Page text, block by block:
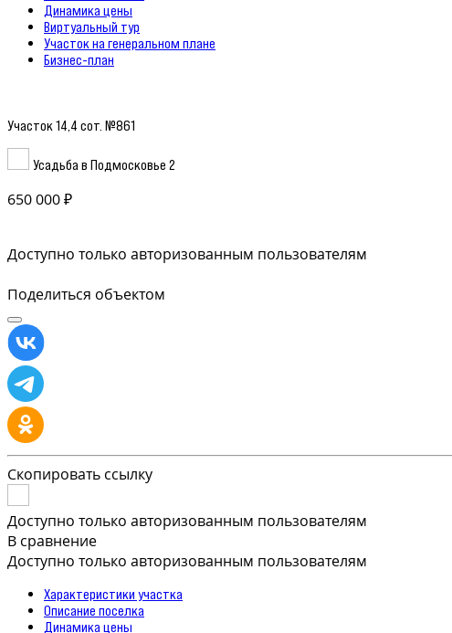
Динамика цены
Виртуальный тур
Участок на генеральном плане
Бизнес-план
Участок 14,4 сот. №861
Усадьба в Подмосковье 2
650 000 ₽
Доступно только авторизованным пользователям
Поделиться объектом
Скопировать ссылку
Доступно только авторизованным пользователям
В сравнение
Доступно только авторизованным пользователям
Характеристики участка
Описание поселка
Динамика цены